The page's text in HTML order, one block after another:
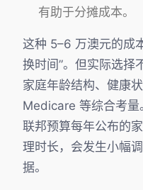
有助于分摊成本。
这种 5–6 万澳元的成
换时间”。但实际选择
家庭年龄结构、健康
Medicare 等综合考量
联邦预算每年公布的
理时长，会发生小幅
据。